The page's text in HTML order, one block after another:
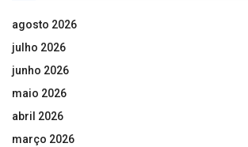
agosto 2026
julho 2026
junho 2026
maio 2026
abril 2026
março 2026